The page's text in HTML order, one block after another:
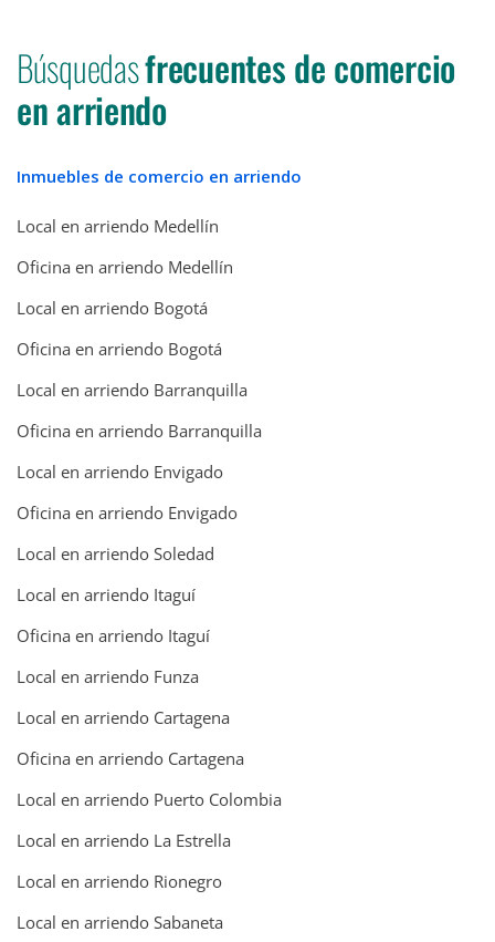
Búsquedasfrecuentes de comercio
en arriendo
Inmuebles de comercio en arriendo
Local en arriendo Medellín
Oficina en arriendo Medellín
Local en arriendo Bogotá
Oficina en arriendo Bogotá
Local en arriendo Barranquilla
Oficina en arriendo Barranquilla
Local en arriendo Envigado
Oficina en arriendo Envigado
Local en arriendo Soledad
Local en arriendo Itaguí
Oficina en arriendo Itaguí
Local en arriendo Funza
Local en arriendo Cartagena
Oficina en arriendo Cartagena
Local en arriendo Puerto Colombia
Local en arriendo La Estrella
Local en arriendo Rionegro
Local en arriendo Sabaneta